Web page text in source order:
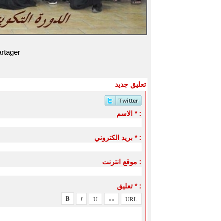
تعليق جديد
الاسم * :
بريد الكتروني * :
موقع انترنت :
تعليق * :